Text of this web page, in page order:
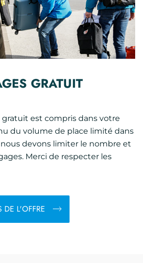
GRATUIT
gratuit est compris dans votre
du volume de place limité dans
nous devons limiter le nombre et
Merci de respecter les
DE L'OFFRE